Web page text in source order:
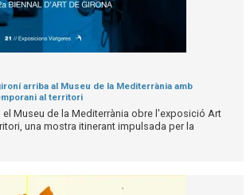
arriba al Museu de la Mediterrània amb
al territori
Museu de la Mediterrània obre l'exposició Art
una mostra itinerant impulsada per la